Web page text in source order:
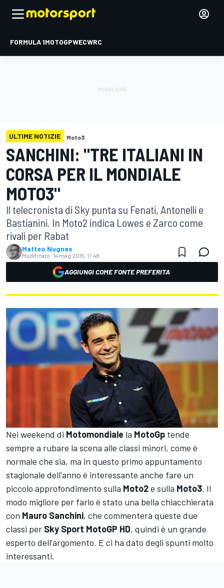
FORMULA 1MOTOGPWECWRC
ULTIME NOTIZIE Moto3
SANCHINI: "TRE ITALIANI IN
CORSA PER IL MONDIALE
MOTO3"
Il telecronista di Sky punta su Fenati, Antonelli e
Bastianini. In Moto2 indica Lowes e Zarco come
rivali per Rabat
Matteo Nugnes
Modificato: 14 mag 2015, 11:48
AGGIUNGI COME FONTE PREFERITA
Nei weekend di Motomondiale la MotoGp tende
sempre a rubare la scena alle classi minori, come è
normale che sia, ma in questo primo appuntamento
stagionale dell'anno è interessante anche fare un
piccolo approfondimento sulla Moto2e sulla Moto3. Il
modo migliore per farlo è stato una bella chiacchierata
con Mauro Sanchini, che commenterà queste due
classi per Sky Sport MotoGP HD, quindi è un grande
esperto dell'argomento. E ci ha dato degli spunti molto
interessanti.